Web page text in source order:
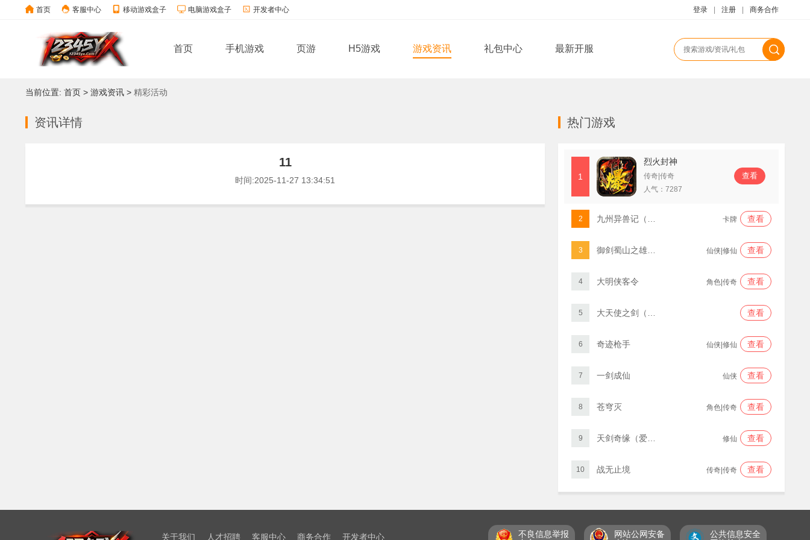
首页 客服中心 移动游戏盒子 电脑游戏盒子 开发者中心 登录 注册 商务合作
首页 手机游戏 页游 H5游戏 游戏资讯 礼包中心 最新开服
当前位置: 首页 > 游戏资讯 > 精彩活动
资讯详情
11
时间:2025-11-27 13:34:51
热门游戏
1
烈火封神
传奇|传奇
人气： 7287
查看
2 卡牌 查看
3 仙侠|修仙 查看
4 大明侠客令 角色|传奇 查看
5 查看
6 奇迹枪手 仙侠|修仙 查看
7 一剑成仙 仙侠 查看
8 苍穹灭 角色|传奇 查看
9 修仙 查看
10 战无止境 传奇|传奇 查看
关于我们 人才招聘 客服中心 商务合作 开发者中心
公共信息安全
网站公网安备
不良信息举报